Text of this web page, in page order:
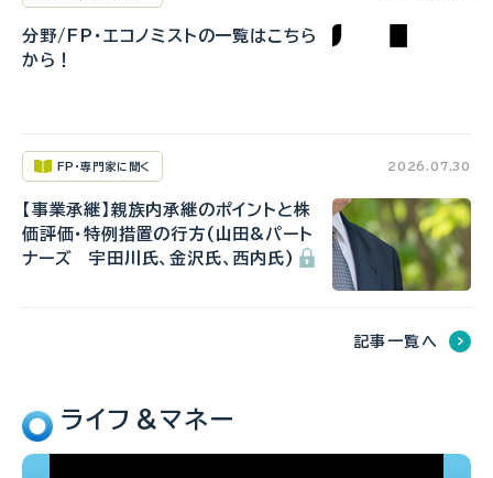
分野/FP・エコノミストの一覧はこちら
から！
FP・専門家に聞く 2026.07.30
【事業承継】親族内承継のポイントと株
価評価・特例措置の行方(山田&パート
ナーズ 宇田川氏、金沢氏、西内氏)
記事一覧へ
ライフ＆マネー